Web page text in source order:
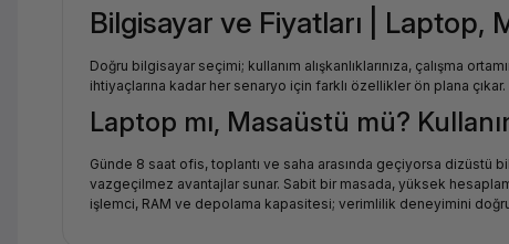
Bilgisayar ve Fiyatları | Laptop,
Doğru bilgisayar seçimi; kullanım alışkanlıklarınıza, çalışma
ihtiyaçlarına kadar her senaryo için farklı özellikler ön plana
Laptop mı, Masaüstü mü?
Günde 8 saat ofis, toplantı ve saha arasında geçiyorsa dizüstü
vazgeçilmez avantajlar sunar. Sabit bir masada, yüksek
işlemci, RAM ve depolama kapasitesi; verimlilik deneyimini